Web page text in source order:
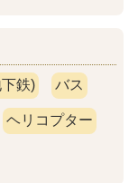
鉄) バス
ヘリコプター